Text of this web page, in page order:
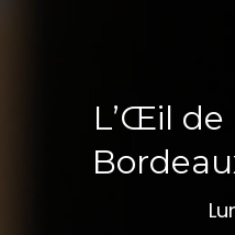
L’Œil de